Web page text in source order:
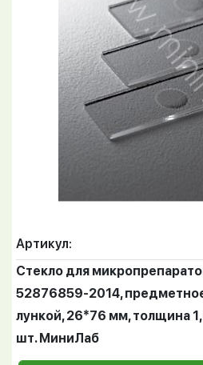
Артикул:
Стекло для
52876859-2014,
лункой, 26*76 мм, толщина
шт. МиниЛаб